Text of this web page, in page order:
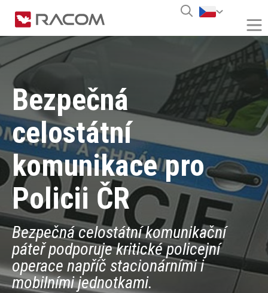
Bezpečná
celostátní
komunikace pro
Policii ČR
Bezpečná celostátní komunikační
páteř podporuje kritické policejní
operace napříč stacionárními i
mobilními jednotkami.